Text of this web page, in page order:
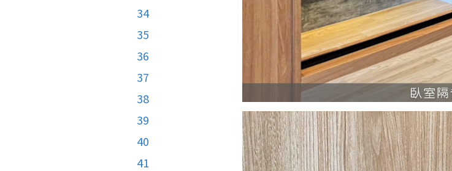
34
35
36
37
38
39
40
41